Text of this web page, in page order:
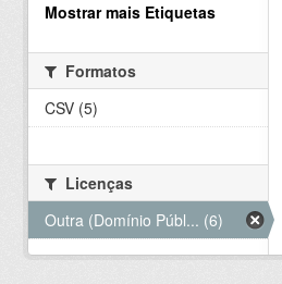
Mostrar mais Etiquetas
Formatos
CSV (5)
Licenças
Outra (Domínio Públ... (6)